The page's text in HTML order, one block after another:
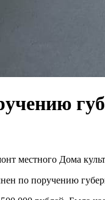
местного Дома
по поручению